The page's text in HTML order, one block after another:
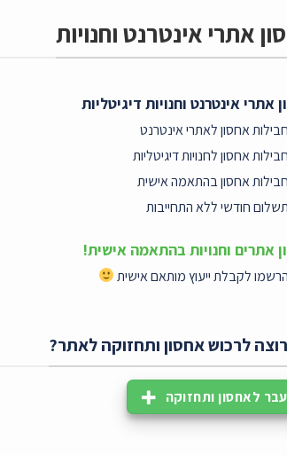
אתרי אינטרנט וחנויות
אתרי אינטרנט וחנויות דיגיטליות
חבילות אחסון לאתרי אינטרנט
חבילות אחסון לחנויות דיגיטליות
חבילות אחסון בהתאמה אישית
תשלום חודשי ללא התחייבות
אתרים וחנויות בהתאמה אישית!
הרשמו לקבלת ייעוץ מותאם אישית
רוצה לרכוש אחסון ותחזוקה לאתר?
לאחסון ותחזוקה